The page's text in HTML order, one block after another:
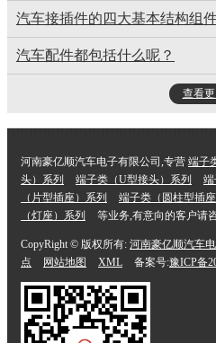
汽车接插件的四大基本结构组
汽车配件都包括什么呢？
查看
河南豪亿顺汽车电子有限公司,专营 端子
头）系列
端子类（U型接头）系列 端
（片型插座）系列
端子类（圆柱型插座
（灯座）系列
等业务,有意向的客户请
CopyRight © 版权所有: 河南豪亿顺汽车
点
网站地图 XML 备案号:豫ICP备